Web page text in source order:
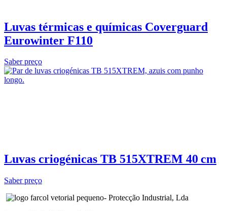
Luvas térmicas e químicas Coverguard
Eurowinter F110
Saber preço
Luvas criogénicas TB 515XTREM 40 cm
Saber preço
- Protecção Industrial, Lda